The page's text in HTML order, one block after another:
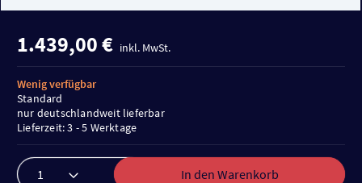
1.439,00 € inkl. MwSt.
In den Warenkorb
Wenig verfügbar
Standard
nur deutschlandweit lieferbar
Lieferzeit: 3 - 5 Werktage